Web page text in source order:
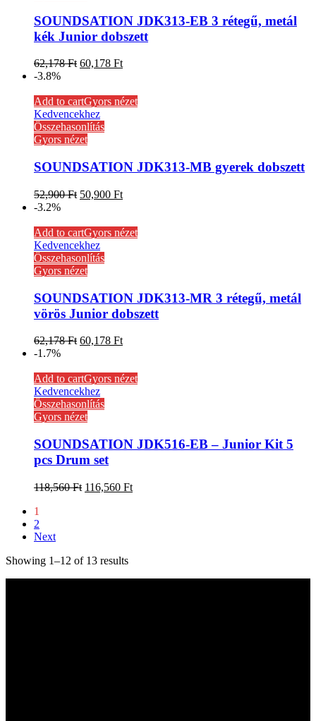
SOUNDSATION JDK313-EB 3 rétegű, metál
kék Junior dobszett
62,178Ft 60,178 Ft
-3.8%
Add to cartGyors nézet
Kedvencekhez
Összehasonlítás
Gyors nézet
SOUNDSATION JDK313-MB gyerek dobszett
52,900Ft 50,900 Ft
-3.2%
Add to cartGyors nézet
Kedvencekhez
Összehasonlítás
Gyors nézet
SOUNDSATION JDK313-MR 3 rétegű, metál
vörös Junior dobszett
62,178Ft 60,178 Ft
-1.7%
Add to cartGyors nézet
Kedvencekhez
Összehasonlítás
Gyors nézet
SOUNDSATION JDK516-EB – Junior Kit 5
pcs Drum set
118,560Ft 116,560 Ft
1
2
Next
Showing 1–12 of 13 results